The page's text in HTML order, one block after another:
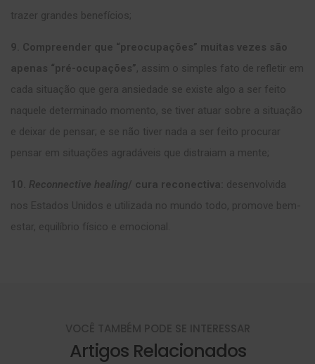
trazer grandes benefícios;
9. Compreender que “preocupações” muitas vezes são
apenas “pré-ocupações”, assim o simples fato de refletir em
cada situação que gera ansiedade se existe algo a ser feito
naquele determinado momento, se tiver atuar sobre a situação
e deixar de pensar; e se não tiver nada a ser feito procurar
pensar em situações agradáveis que distraiam a mente;
10. Reconnective healing/ cura reconectiva: desenvolvida
nos Estados Unidos e utilizada no mundo todo, promove bem-
estar, equilíbrio físico e emocional.
Artigos Relacionados